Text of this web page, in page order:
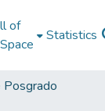
of
Statistics
Posgrado